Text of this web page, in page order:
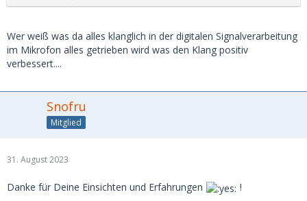
Wer weiß was da alles klanglich in der digitalen Signalverarbeitung
im Mikrofon alles getrieben wird was den Klang positiv
verbessert....
Snofru
Mitglied
31. August 2023
Danke für Deine Einsichten und Erfahrungen !